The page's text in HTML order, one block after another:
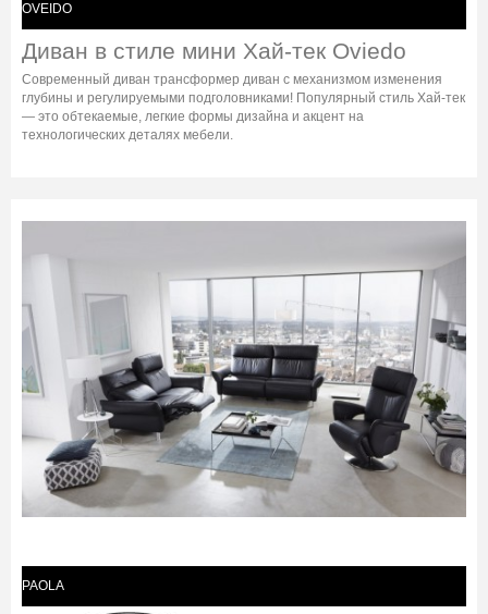
OVEIDO
Диван в стиле мини Хай-тек Oviedo
Современный диван трансформер диван с механизмом изменения
глубины и регулируемыми подголовниками! Популярный стиль Хай-тек
— это обтекаемые, легкие формы дизайна и акцент на
технологических деталях мебели.
PAOLA